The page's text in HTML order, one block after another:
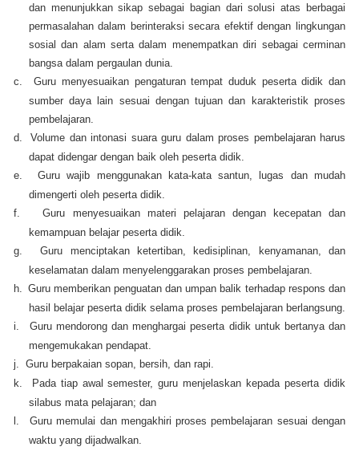
dan menunjukkan sikap sebagai bagian dari solusi atas berbagai
permasalahan dalam berinteraksi secara efektif dengan lingkungan
sosial dan alam serta dalam menempatkan diri sebagai cerminan
bangsa dalam pergaulan dunia.
c.
Guru menyesuaikan pengaturan tempat duduk peserta didik dan
sumber daya lain sesuai dengan tujuan dan karakteristik proses
pembelajaran.
d.
Volume dan intonasi suara guru dalam proses pembelajaran harus
dapat didengar dengan baik oleh peserta didik.
e.
Guru wajib menggunakan kata-kata santun, lugas dan mudah
dimengerti oleh peserta didik.
f.
Guru menyesuaikan materi pelajaran dengan kecepatan dan
kemampuan belajar peserta didik.
g.
Guru menciptakan ketertiban, kedisiplinan, kenyamanan, dan
keselamatan dalam menyelenggarakan proses pembelajaran.
h.
Guru memberikan penguatan dan umpan balik terhadap respons dan
hasil belajar peserta didik selama proses pembelajaran berlangsung.
i.
Guru mendorong dan menghargai peserta didik untuk bertanya dan
mengemukakan pendapat.
j.
Guru berpakaian sopan, bersih, dan rapi.
k.
Pada tiap awal semester, guru menjelaskan kepada peserta didik
silabus mata pelajaran; dan
l.
Guru memulai dan mengakhiri proses pembelajaran sesuai dengan
waktu yang dijadwalkan.